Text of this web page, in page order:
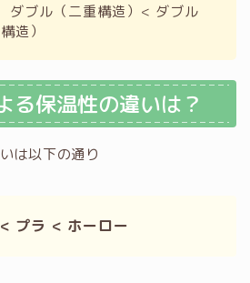
ダブル（二重構造）< ダブル
造）
る保温性の違いは？
は以下の通り
プラ < ホーロー